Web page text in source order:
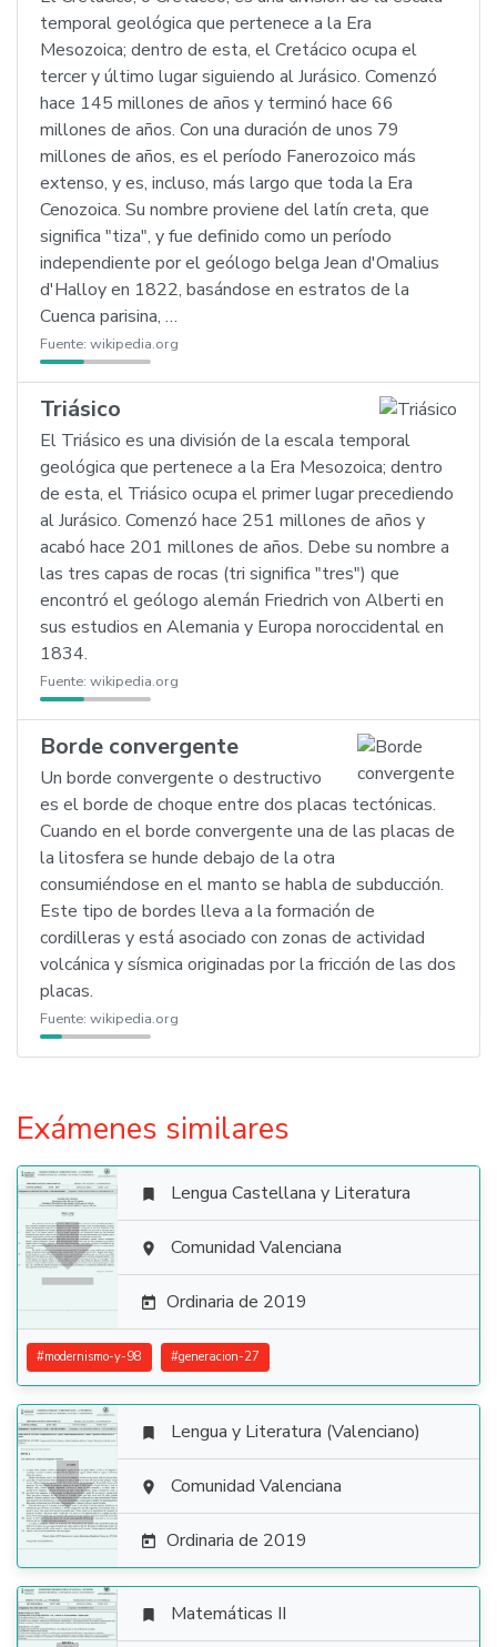
temporal geológica que pertenece a la Era
Mesozoica; dentro de esta, el Cretácico ocupa el
tercer y último lugar siguiendo al Jurásico. Comenzó
hace 145 millones de años y terminó hace 66
millones de años. Con una duración de unos 79
millones de años, es el período Fanerozoico más
extenso, y es, incluso, más largo que toda la Era
Cenozoica. Su nombre proviene del latín creta, que
significa "tiza", y fue definido como un período
independiente por el geólogo belga Jean d'Omalius
d'Halloy en 1822, basándose en estratos de la
Cuenca parisina, …
Fuente: wikipedia.org
Triásico
El Triásico es una división de la escala temporal
geológica que pertenece a la Era Mesozoica; dentro
de esta, el Triásico ocupa el primer lugar precediendo
al Jurásico. Comenzó hace 251 millones de años y
acabó hace 201 millones de años. Debe su nombre a
las tres capas de rocas (tri significa "tres") que
encontró el geólogo alemán Friedrich von Alberti en
sus estudios en Alemania y Europa noroccidental en
1834.
Fuente: wikipedia.org
Borde convergente
Un borde convergente o destructivo
es el borde de choque entre dos placas tectónicas.
Cuando en el borde convergente una de las placas de
la litosfera se hunde debajo de la otra
consumiéndose en el manto se habla de subducción.
Este tipo de bordes lleva a la formación de
cordilleras y está asociado con zonas de actividad
volcánica y sísmica originadas por la fricción de las dos
placas.
Fuente: wikipedia.org
Exámenes similares

 Lengua Castellana y Literatura
 Comunidad Valenciana
 Ordinaria de 2019
#modernismo-y-98 #generacion-27

 Lengua y Literatura (Valenciano)
 Comunidad Valenciana
 Ordinaria de 2019
 Matemáticas II